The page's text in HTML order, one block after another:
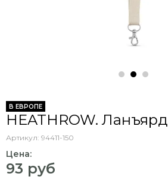
В ЕВРОПЕ
HEATHROW. Ланъярд
Артикул: 94411-150
Цена:
93 руб